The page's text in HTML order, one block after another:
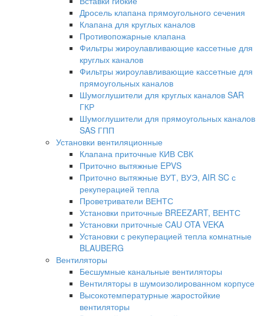
Дросель клапана прямоугольного сечения
Клапана для круглых каналов
Противопожарные клапана
Фильтры жироулавливающие кассетные для
круглых каналов
Фильтры жироулавливающие кассетные для
прямоугольных каналов
Шумоглушители для круглых каналов SAR
ГКР
Шумоглушители для прямоугольных каналов
SAS ГПП
Установки вентиляционные
Клапана приточные КИВ СВК
Приточно вытяжные EPVS
Приточно вытяжные ВУТ, ВУЭ, AIR SC с
рекуперацией тепла
Проветриватели ВЕНТС
Установки приточные BREEZART, ВЕНТС
Установки приточные CAU OTA VEKA
Установки с рекуперацией тепла комнатные
BLAUBERG
Вентиляторы
Бесшумные канальные вентиляторы
Вентиляторы в шумоизолированном корпусе
Высокотемпературные жаростойкие
вентиляторы